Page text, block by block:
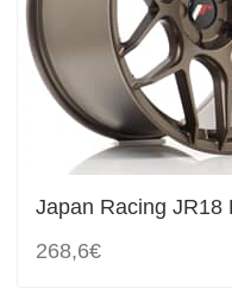
Japan Racing JR18
268,6€